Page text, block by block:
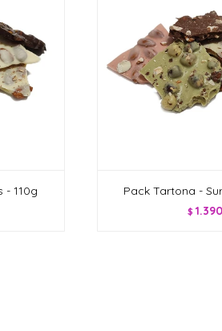
- 110g Pack Tartona -
$ 1.390